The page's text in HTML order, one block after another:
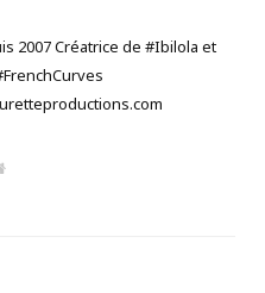
2007 Créatrice de #Ibilola et
W